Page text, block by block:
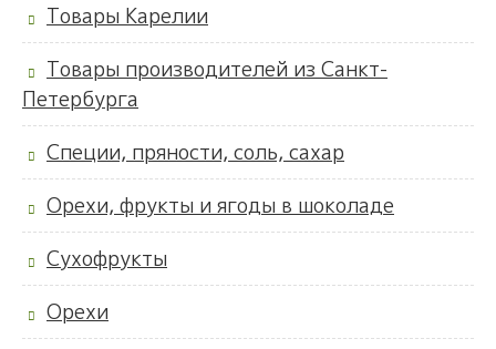
Товары Карелии
Товары производителей из Санкт-
Петербурга
Специи, пряности, соль, сахар
Орехи, фрукты и ягоды в шоколаде
Сухофрукты
Орехи